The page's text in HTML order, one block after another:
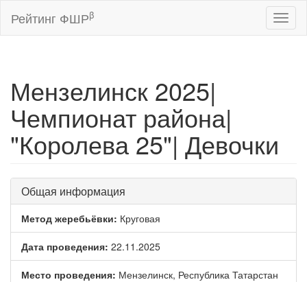
Рейтинг ФШРβ
Мензелинск 2025|
Чемпионат района|
"Королева 25"| Девочки
Общая информация
Метод жеребьёвки: Круговая
Дата проведения: 22.11.2025
Место проведения: Мензелинск, Республика Татарстан